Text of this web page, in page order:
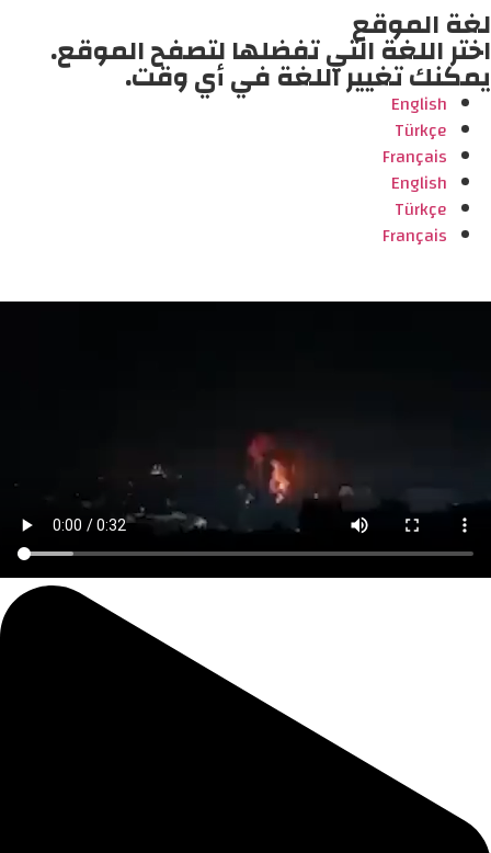
لغة الموقع
اختر اللغة التي تفضلها لتصفح الموقع.
يمكنك تغيير اللغة في أي وقت.
English
Türkçe
Français
English
Türkçe
Français